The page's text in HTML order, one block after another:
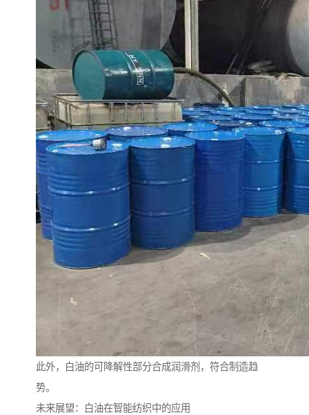
此外，白油的可降解性部分合成润滑剂，符合制造趋
势。
未来展望：白油在智能纺织中的应用